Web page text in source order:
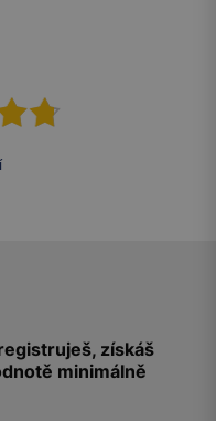
získáš
minimálně